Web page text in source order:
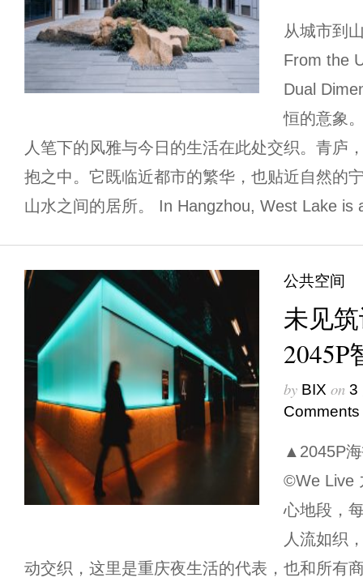
从城市到
From the
Dual
恒的意象
人笔下的风雅与今日的生活在此处交织。青庐
抱之中。它既临近都市的繁华，也贴近自然的
山水之间的居所。 In Hangzhou, West Lake
公共空间
未见
2045P
by BIX on 3
Comments
▲2045P
©We Live
心地段，
人流如织
动交织，这里是重庆夜生活的代表，也和所有